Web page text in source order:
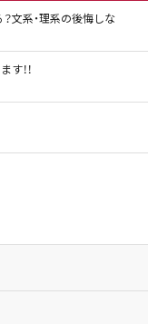
文系・理系の後悔しな
！！